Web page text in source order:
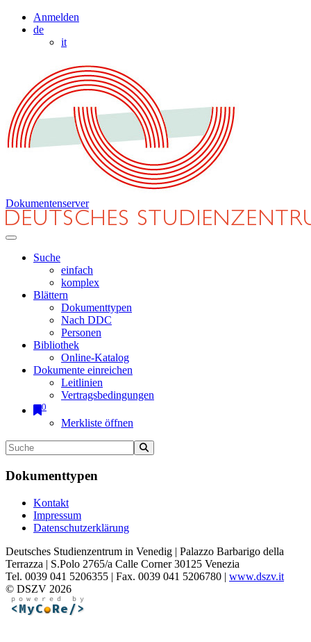
Anmelden
de
it
Dokumentenserver
Suche
einfach
komplex
Blättern
Dokumenttypen
Nach DDC
Personen
Bibliothek
Online-Katalog
Dokumente einreichen
Leitlinien
Vertragsbedingungen
0
Merkliste öffnen
Dokumenttypen
Kontakt
Impressum
Datenschutzerklärung
Deutsches Studienzentrum in Venedig | Palazzo Barbarigo della
Terrazza | S.Polo 2765/a Calle Corner 30125 Venezia
Tel. 0039 041 5206355 | Fax. 0039 041 5206780 | www.dszv.it
© DSZV 2026